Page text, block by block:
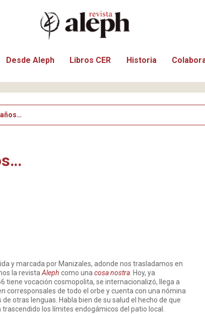
Desde Aleph Libros CER Historia
y marcada por Manizales, adonde nos trasladamos en
la revistaAleph como unacosa nostra. Hoy, ya
tiene vocación cosmopolita, se internacionalizó, llega a
corresponsales de todo el orbe y cuenta con una nómina
otras lenguas. Habla bien de su salud el hecho de que
los límites endogámicos del patio local.